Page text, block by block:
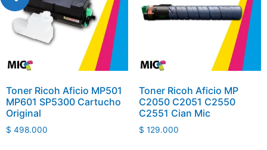
Toner Ricoh Aficio MP501
MP601 SP5300 Cartucho
Original
$ 498.000
Toner Ricoh Aficio MP
C2050 C2051 C2550
C2551 Cian Mic
$ 129.000